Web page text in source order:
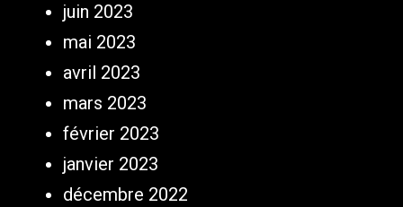
juin 2023
mai 2023
avril 2023
mars 2023
février 2023
janvier 2023
décembre 2022